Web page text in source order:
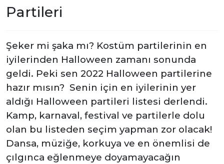
Partileri
Şeker mi şaka mı? Kostüm partilerinin en
iyilerinden Halloween zamanı sonunda
geldi. Peki sen 2022 Halloween partilerine
hazır mısın? Senin için en iyilerinin yer
aldığı Halloween partileri listesi derlendi.
Kamp, karnaval, festival ve partilerle dolu
olan bu listeden seçim yapman zor olacak!
Dansa, müziğe, korkuya ve en önemlisi de
çılgınca eğlenmeye doyamayacağın